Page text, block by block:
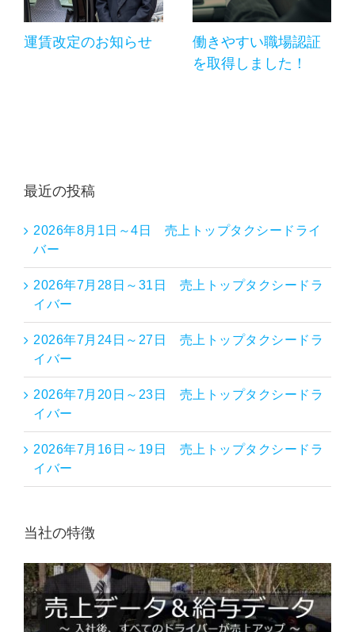
運賃改定のお知らせ
働きやすい職場認証
を取得しました！
最近の投稿
2026年8月1日～4日 売上トップタクシードライ
バー
2026年7月28日～31日 売上トップタクシードラ
イバー
2026年7月24日～27日 売上トップタクシードラ
イバー
2026年7月20日～23日 売上トップタクシードラ
イバー
2026年7月16日～19日 売上トップタクシードラ
イバー
当社の特徴